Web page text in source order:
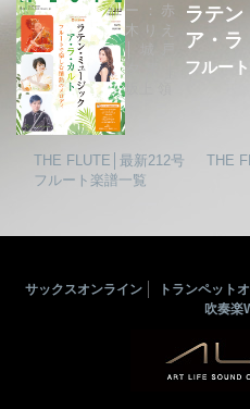
ラテン
ア・ラ
フルー
ー：赤
木りえ
THE FLUTE│最新212号
THE
フルート楽譜一覧
サックスオンライン トランペット
吹奏楽